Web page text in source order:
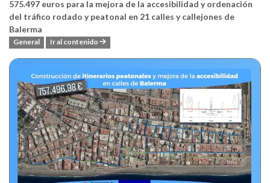
575.497 euros para la mejora de la accesibilidad y ordenación
del tráfico rodado y peatonal en 21 calles y callejones de
Balerma
General Ir al contenido